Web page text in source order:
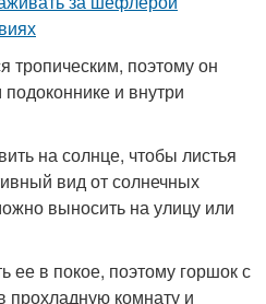
тропическим, поэтому он
и внутри
на солнце, чтобы листья
вид от солнечных
выносить на улицу или
ее в покое, поэтому горшок с
прохладную комнату и